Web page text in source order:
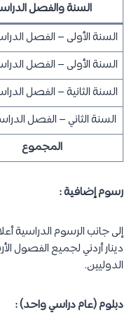
السنة والفصل
السنة الأولى – الفصل
السنة الأولى – الفصل
السنة الثانية – الفصل
السنة الثاني – الفصل
المجموع
رسوم إضافية :
الدوليين.
دبلوم (عام دراسي واحد) :